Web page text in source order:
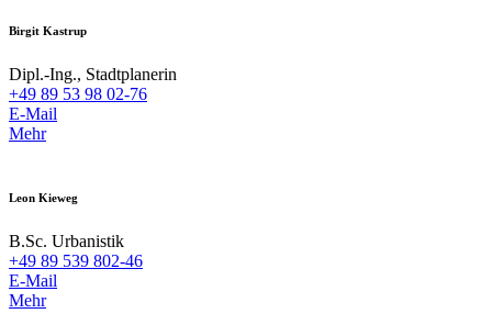
Birgit Kastrup
Dipl.-Ing., Stadtplanerin
+49 89 53 98 02-76
E-Mail
Mehr
Leon Kieweg
B.Sc. Urbanistik
+49 89 539 802-46
E-Mail
Mehr